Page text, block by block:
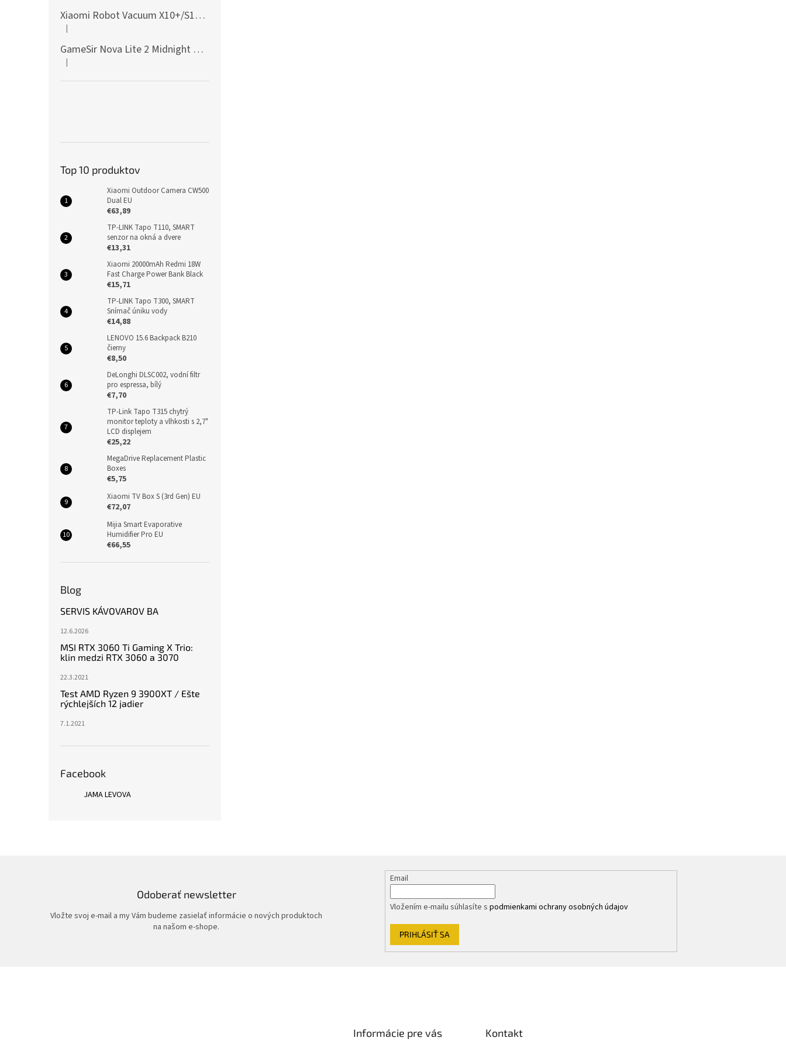
Xiaomi Robot Vacuum X10+/S10+/X10/X20+ Side Brush
Hodnotenie produktu je 5 z 5 hviezdičiek.
|
GameSir Nova Lite 2 Midnight Gray
Hodnotenie produktu je 5 z 5 hviezdičiek.
|
Top 10 produktov
Xiaomi Outdoor Camera CW500
Dual EU
€63,89
TP-LINK Tapo T110, SMART
senzor na okná a dvere
€13,31
Xiaomi 20000mAh Redmi 18W
Fast Charge Power Bank Black
€15,71
TP-LINK Tapo T300, SMART
Snímač úniku vody
€14,88
LENOVO 15.6 Backpack B210
čierny
€8,50
DeLonghi DLSC002, vodní filtr
pro espressa, bílý
€7,70
TP-Link Tapo T315 chytrý
monitor teploty a vlhkosti s 2,7"
LCD displejem
€25,22
MegaDrive Replacement Plastic
Boxes
€5,75
Xiaomi TV Box S (3rd Gen) EU
€72,07
Mijia Smart Evaporative
Humidifier Pro EU
€66,55
Blog
SERVIS KÁVOVAROV BA
12.6.2026
MSI RTX 3060 Ti Gaming X Trio:
klin medzi RTX 3060 a 3070
22.3.2021
Test AMD Ryzen 9 3900XT / Ešte
rýchlejších 12 jadier
7.1.2021
Facebook
JAMA LEVOVA
Odoberať newsletter
Vložte svoj e-mail a my Vám budeme zasielať informácie o nových produktoch
na našom e-shope.
Email
Vložením e-mailu súhlasíte spodmienkami ochrany osobných údajov
PRIHLÁSIŤ SA
Informácie pre vás Kontakt